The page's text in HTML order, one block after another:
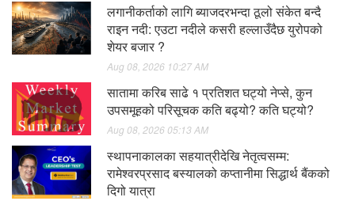
नेप्सेसँगै घट्यो कारोबार रकम Aug 07, 2026 03:24 PM
मोबाइल सेवाको गुणस्तर सुधार्न प्राधिकरणको ८ बुँदे निर्देशन
Aug 07, 2026 03:33 PM
एनएमबि सरल बचत फण्ड–इले इकाईधनीलाई प्रतिफल दिने
Aug 07, 2026 02:33 PM
भाेलि यी ठाँउमा जादैछ १२ घण्टा बिजुली Aug 07, 2026 01:23 PM
लगानीकर्ताको लागि ब्याजदरभन्दा ठूलो संकेत बन्दै
राइन नदी: एउटा नदीले कसरी हल्लाउँदैछ युरोपको
शेयर बजार ?
Aug 08, 2026 10:27 AM
सातामा करिब साढे १ प्रतिशत घट्यो नेप्से, कुन
उपसमूहको परिसूचक कति बढ्यो? कति घट्यो?
Aug 08, 2026 05:13 AM
स्थापनाकालका सहयात्रीदेखि नेतृत्वसम्म:
रामेश्वरप्रसाद बस्यालको कप्तानीमा सिद्धार्थ बैंकको
दिगो यात्रा